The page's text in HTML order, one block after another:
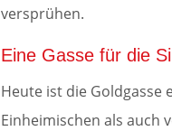
versprühen.
Eine Gasse für die
Heute ist die Goldgasse
Einheimischen als auch